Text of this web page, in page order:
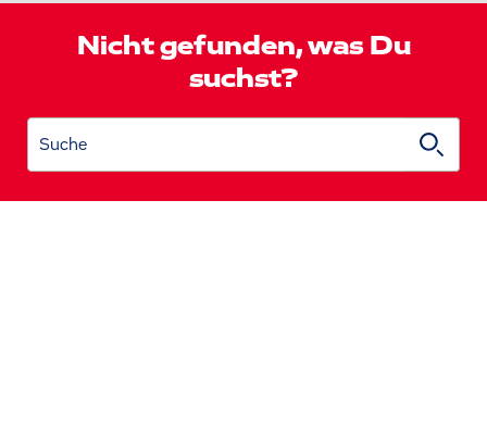
Nicht gefunden, was Du
suchst?
Suche